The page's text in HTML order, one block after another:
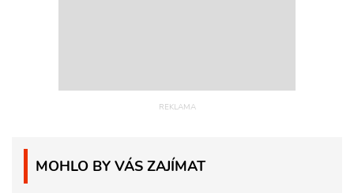
MOHLO BY VÁS ZAJÍMAT